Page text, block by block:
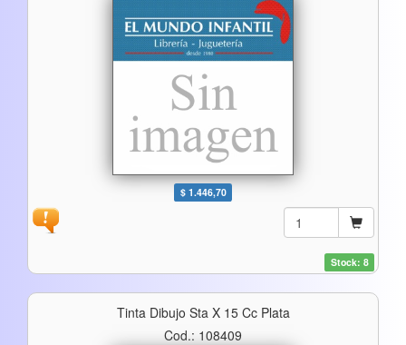
$ 1.446,70
Stock: 8
Tinta Dibujo Sta X 15 Cc Plata
Cod.: 108409